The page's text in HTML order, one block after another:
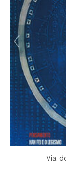
Via